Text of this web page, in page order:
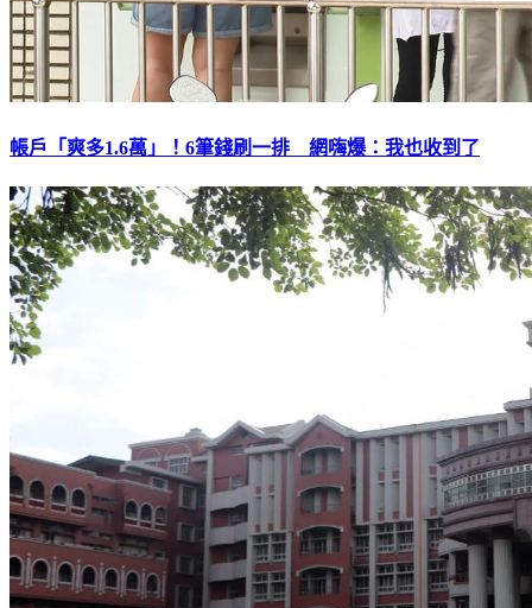
帳戶「爽多1.6萬」！6筆錢刷一排 網嗨爆：我也收到了